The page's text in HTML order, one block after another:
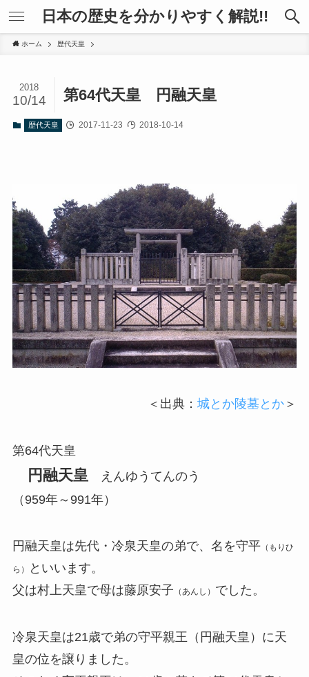
日本の歴史を分かりやすく解説!!
ホーム 歴代天皇
第64代天皇 円融天皇
2018
10/14
歴代天皇 2017-11-23 2018-10-14
＜出典：城とか陵墓とか ＞
第64代天皇
円融天皇 えんゆうてんのう
（959年～991年）
円融天皇は先代・冷泉天皇の弟で、名を守平（もりひ
ら）
といいます。
父は村上天皇で母は藤原安子 （あんし） でした。
冷泉天皇は21歳で弟の守平親王（円融天皇）に天
皇の位を譲りました。